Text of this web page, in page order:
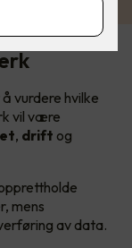
vurdere hvilke
vil være
, drift og
mens
av data.